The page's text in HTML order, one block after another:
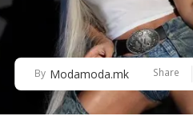
By Modamoda.mk Share
Алшар – модна
30